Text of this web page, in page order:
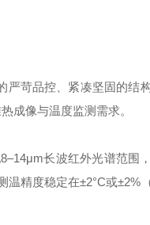
严苛品控、紧凑坚固的结
成像与温度监测需求。
长波红外光谱范围
精度稳定在±2°C或±2%